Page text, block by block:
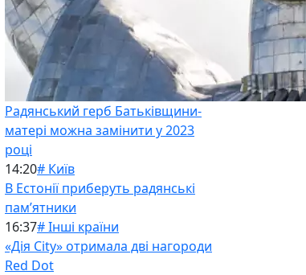
Радянський герб Батьківщини-
матері можна замінити у 2023
році
14:20# Київ
В Естонії приберуть радянські
памʼятники
16:37# Інші країни
«Дія City» отримала дві нагороди
Red Dot